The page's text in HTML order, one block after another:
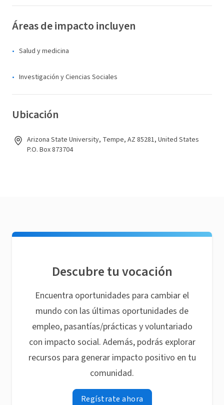
Áreas de impacto incluyen
Salud y medicina
Investigación y Ciencias Sociales
Ubicación
Arizona State University, Tempe, AZ 85281, United States
P.O. Box 873704
Descubre tu vocación
Encuentra oportunidades para cambiar el
mundo con las últimas oportunidades de
empleo, pasantías/prácticas y voluntariado
con impacto social. Además, podrás explorar
recursos para generar impacto positivo en tu
comunidad.
Regístrate ahora